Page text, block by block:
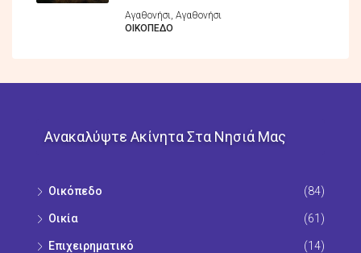
Αγαθονήσι, Αγαθονήσι
ΟΙΚΌΠΕΔO
Ανακαλύψτε Ακίνητα Στα Νησιά Μας
Οικόπεδo (84)
Οικία (61)
Επιχειρηματικό (14)